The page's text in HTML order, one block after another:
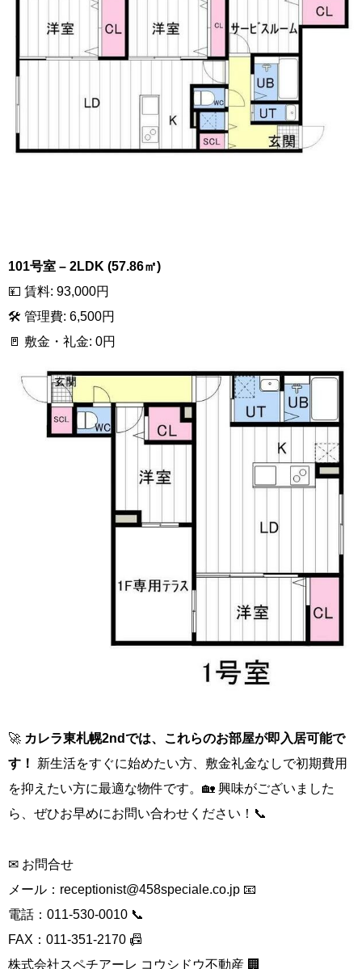
101号室 – 2LDK (57.86㎡)
💴 賃料: 93,000円
🛠 管理費: 6,500円
🚪 敷金・礼金: 0円
🚀 カレラ東札幌2ndでは、これらのお部屋が即入居可能で
す！
新生活をすぐに始めたい方、敷金礼金なしで初期費用
を抑えたい方に最適な物件です。🏡 興味がございました
ら、ぜひお早めにお問い合わせください！📞
✉ お問合せ
メール： receptionist@458speciale.co.jp 📧
電話：011-530-0010 📞
FAX：011-351-2170 📠
株式会社スペチアーレ コウシドウ不動産 🏢